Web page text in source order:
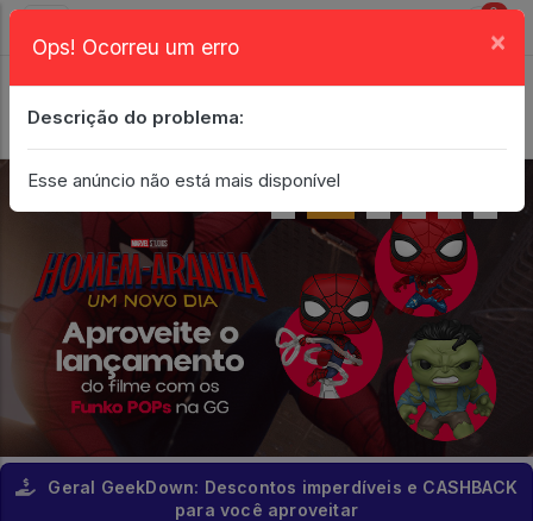
0
Geral GeekDown: Descontos imperdíveis e CASHBACK
para você aproveitar
Ops! Ocorreu um erro ×
Descrição do problema:
Esse anúncio não está mais disponível